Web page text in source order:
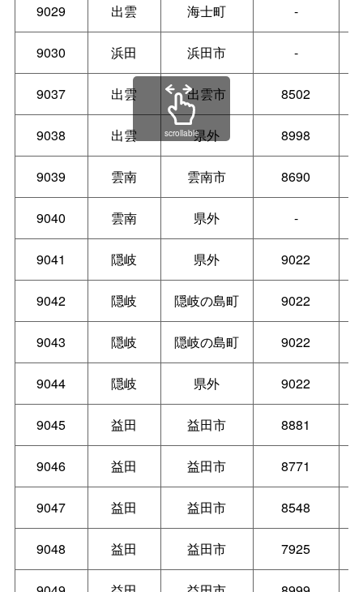
9029 出雲 海士町 -
9030 浜田 浜田市 -
9037 出雲 出雲市 8502
9038 出雲 県外 8998
9039 雲南 雲南市 8690
9040 雲南 県外 -
9041 隠岐 県外 9022
9042 隠岐 隠岐の島町 9022
9043 隠岐 隠岐の島町 9022
9044 隠岐 県外 9022
9045 益田 益田市 8881
9046 益田 益田市 8771
9047 益田 益田市 8548
9048 益田 益田市 7925
scrollable